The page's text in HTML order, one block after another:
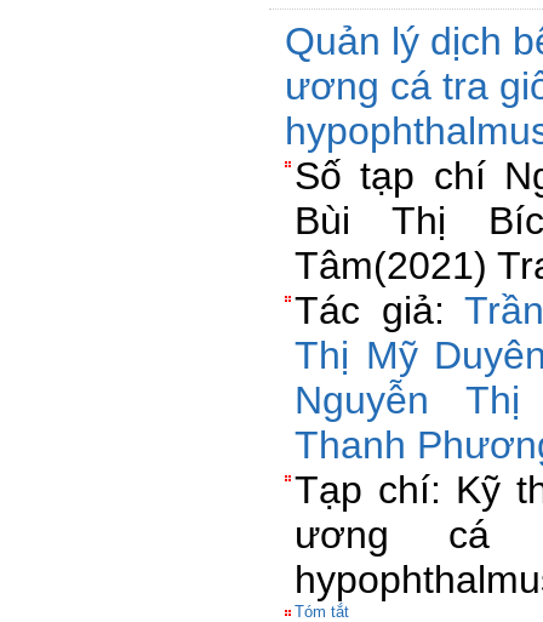
Quản lý dịch
ương cá tra
Số tạp chí
Bùi Thị
Tâm(2021)
Tác giả:
Thị Mỹ
Nguyễn
Thanh
Tạp chí: Kỹ
ương cá
Tóm tắt